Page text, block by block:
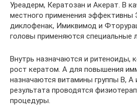
Уреадерм, Кератозан и Акерат. В
местного применения эффективны
диклофенак, Имиквимод и
головы применяются специальные
Внутрь назначаются и ритеноиды,
рост кератом. А для повышения
назначаются витамины группы В, А
результата проводятся
процедуры.